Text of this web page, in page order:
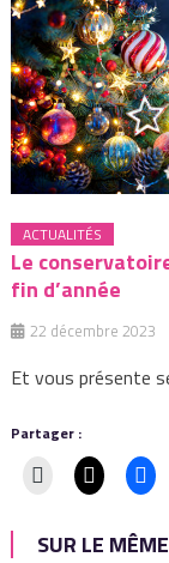
ACTUALITÉS
Le
fin d’année
22 décembre 2023
Et vous présente
Partager :
SUR LE